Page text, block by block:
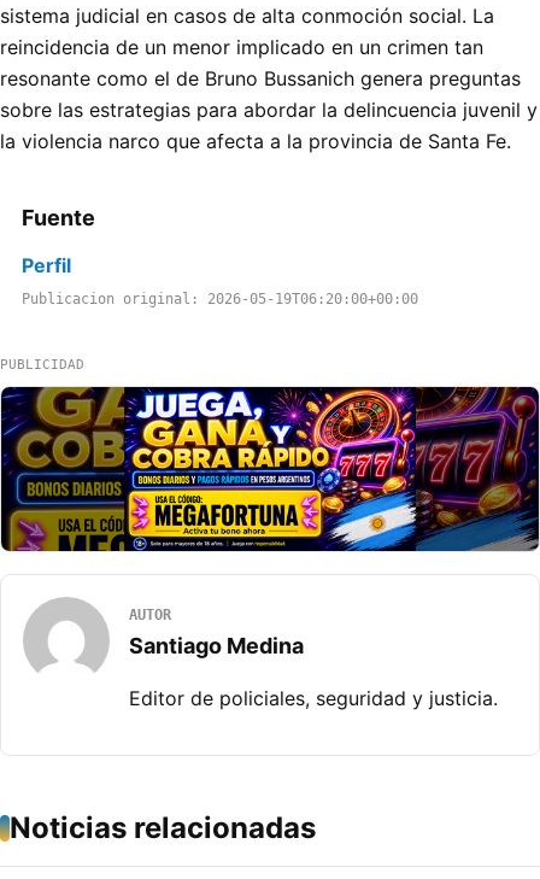
sistema judicial en casos de alta conmoción social. La
reincidencia de un menor implicado en un crimen tan
resonante como el de Bruno Bussanich genera preguntas
sobre las estrategias para abordar la delincuencia juvenil y
la violencia narco que afecta a la provincia de Santa Fe.
Fuente
Perfil
Publicacion original: 2026-05-19T06:20:00+00:00
PUBLICIDAD
AUTOR
Santiago Medina
Editor de policiales, seguridad y justicia.
Noticias relacionadas